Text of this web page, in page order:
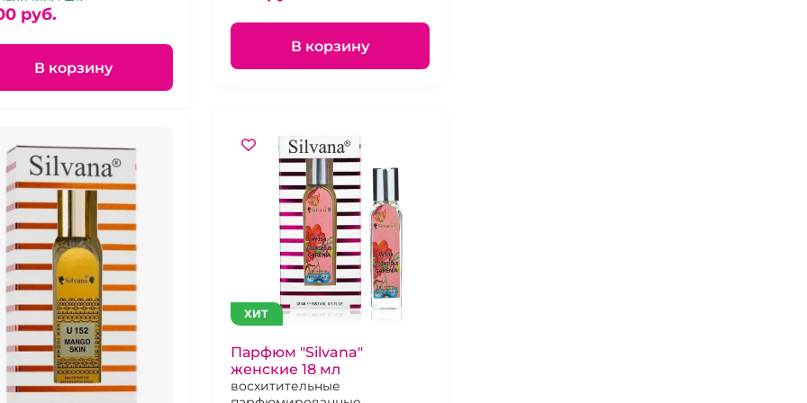
pуб.
В корзину
В корзину
ХИТ
Парфюм "Silvana"
женские 18 мл
восхитительные